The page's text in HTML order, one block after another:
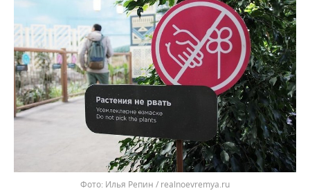
Илья Репин / realnoevremya.ru